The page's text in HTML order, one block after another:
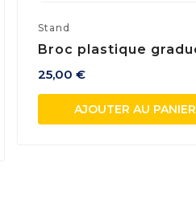
Stand
Broc plastique
25,00 €
AJOUTER AU PANIER